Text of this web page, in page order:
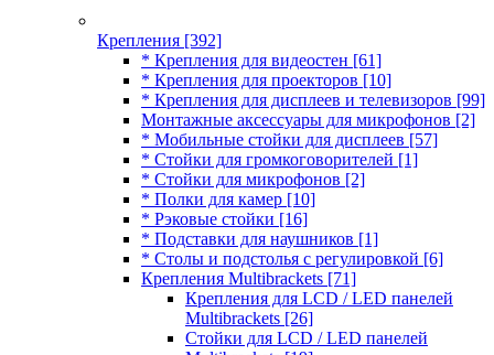
Крепления [392]
* Крепления для видеостен [61]
* Крепления для проекторов [10]
* Крепления для дисплеев и телевизоров [99]
Монтажные аксессуары для микрофонов [2]
* Мобильные стойки для дисплеев [57]
* Стойки для громкоговорителей [1]
* Стойки для микрофонов [2]
* Полки для камер [10]
* Рэковые стойки [16]
* Подставки для наушников [1]
* Столы и подстолья с регулировкой [6]
Крепления Multibrackets [71]
Крепления для LCD / LED панелей
Multibrackets [26]
Стойки для LCD / LED панелей